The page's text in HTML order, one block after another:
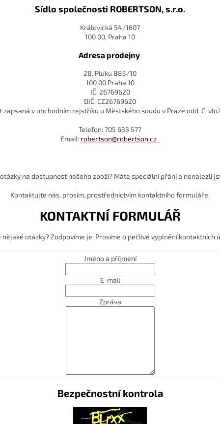
Sídlo společnosti ROBERTSON, s.r.o.
Královická 54/1607
100 00, Praha 10
Adresa prodejny
28. Pluku 885/10
100 00 Praha 10
IČ: 26769620
DIČ: CZ26769620
zapsaná v obchodním rejstříku u Městského soudu v Praze odd. C,
Telefon: 705 633 577
Email: robertson@robertson.cz
na dostupnost našeho zboží? Máte speciální přání a nenalezli
Kontaktujte nás, prosím, prostřednictvím kontaktního formuláře.
KONTAKTNÍ FORMULÁŘ
nějaké otázky? Zodpovíme je. Prosíme o pečlivé vyplnění kontaktních
Jméno a příjmení
E-mail
Zpráva
Bezpečnostní kontrola